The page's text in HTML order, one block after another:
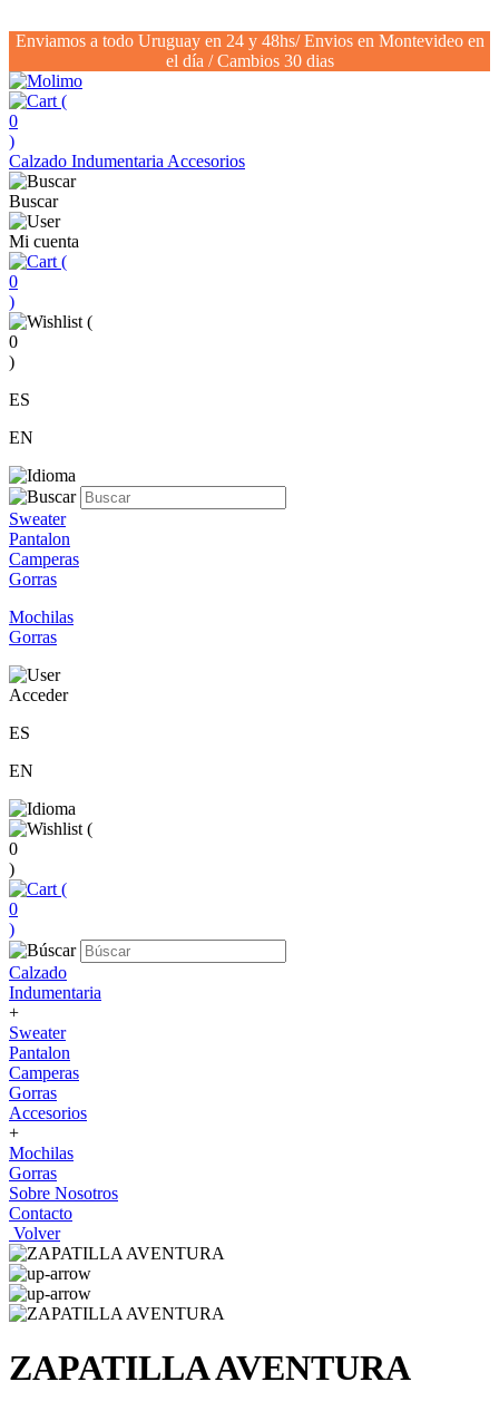
Enviamos a todo Uruguay en 24 y 48hs/ Envios en Montevideo en
el día / Cambios 30 dias
(
0
)
Calzado Indumentaria Accesorios
Buscar
Mi cuenta
(
0
)
(
0
)
ES
EN
Sweater
Pantalon
Camperas
Gorras
Mochilas
Gorras
Acceder
ES
EN
(
0
)
(
0
)
Calzado
Indumentaria
+
Sweater
Pantalon
Camperas
Gorras
Accesorios
+
Mochilas
Gorras
Sobre Nosotros
Contacto
Volver
ZAPATILLA AVENTURA